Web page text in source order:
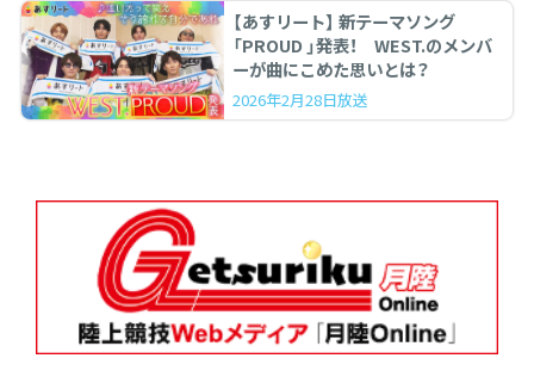
【あすリート】 新テーマソング
「PROUD 」発表！ WEST.のメンバ
ーが曲にこめた思いとは？
2026年2月28日放送